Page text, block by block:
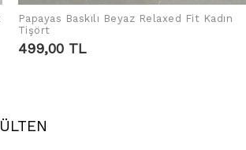
SEPETE EKLE
Papayas Baskılı Beyaz Relaxed Fit Kadın
Tişört
499,00 TL